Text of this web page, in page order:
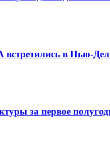
встретились в Нью-
за первое